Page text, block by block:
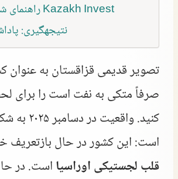
راهنمای شما: تماس با Kazakh Invest
نتیجهگیری:
تصویر قدیمی قزاقستان به عنوان
صرفاً متکی به نفت است را برای
کنید. واقعیت
است: این کشور در حال بازتعریف
قلب لجستیکی اوراسیااست. در